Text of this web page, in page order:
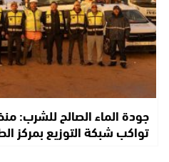
جودة الماء الصالح للشرب:
تواكب شبكة التوزيع بمركز